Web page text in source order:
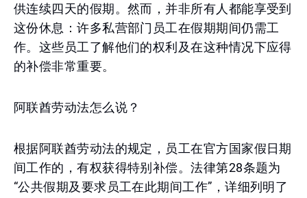
供连续四天的假期。然而，并非所有人都能享受到
这份休息：许多私营部门员工在假期期间仍需工
作。这些员工了解他们的权利及在这种情况下应得
的补偿非常重要。
阿联酋劳动法怎么说？
根据阿联酋劳动法的规定，员工在官方国家假日期
间工作的，有权获得特别补偿。法律第28条题为
“公共假期及要求员工在此期间工作”，详细列明了